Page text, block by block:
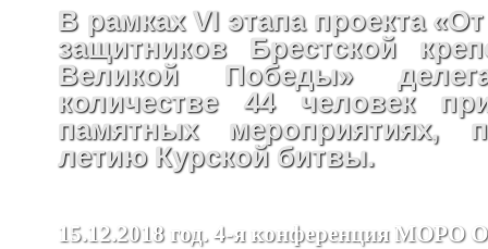
В рамках VI этапа проекта
защитников Брестской
Великой Победы»
количестве 44 человек
памятных мероприятиях,
летию Курской битвы.
15.12.2018 год. 4-я конференция